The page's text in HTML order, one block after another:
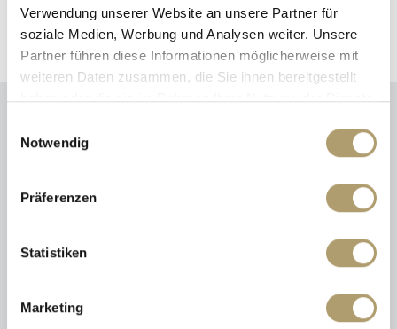
Verwendung unserer Website an unsere Partner für
soziale Medien, Werbung und Analysen weiter. Unsere
Partner führen diese Informationen möglicherweise mit
weiteren Daten zusammen, die Sie ihnen bereitgestellt
haben oder die sie im Rahmen Ihrer Nutzung der Dienste
Notwendig
Präferenzen
Statistiken
Marketing
Energieausweis (Verbrauchsausweis)